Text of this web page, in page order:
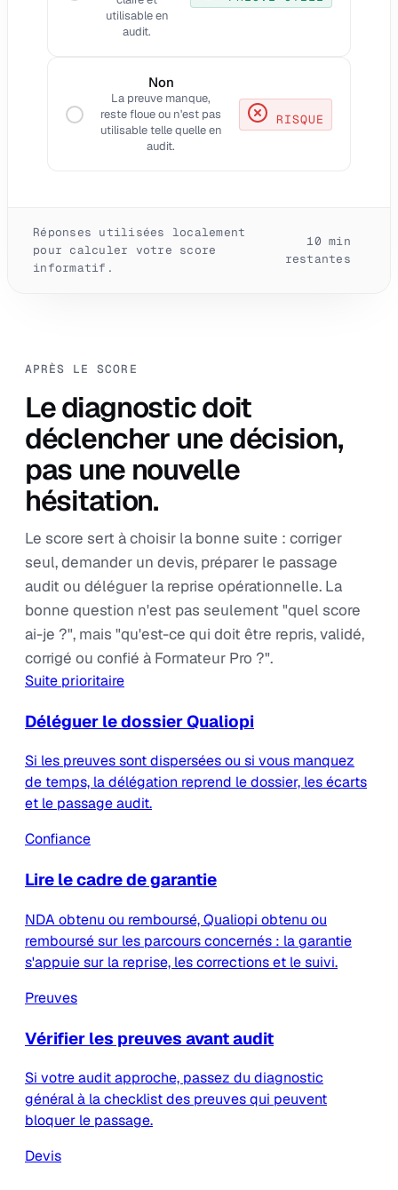
utilisable en
audit.
Non
La preuve manque,
reste floue ou n'est pas
utilisable telle quelle en
audit.
RISQUE
Réponses utilisées localement
pour calculer votre score
informatif.
10 min
restantes
APRÈS LE SCORE
Le diagnostic doit
déclencher une décision,
pas une nouvelle
hésitation.
Le score sert à choisir la bonne suite : corriger
seul, demander un devis, préparer le passage
audit ou déléguer la reprise opérationnelle. La
bonne question n'est pas seulement "quel score
ai-je ?", mais "qu'est-ce qui doit être repris, validé,
corrigé ou confié à Formateur Pro ?".
Suite prioritaire
Déléguer le dossier Qualiopi
Si les preuves sont dispersées ou si vous manquez
de temps, la délégation reprend le dossier, les écarts
et le passage audit.
Confiance
Lire le cadre de garantie
NDA obtenu ou remboursé, Qualiopi obtenu ou
remboursé sur les parcours concernés : la garantie
s'appuie sur la reprise, les corrections et le suivi.
Preuves
Vérifier les preuves avant audit
Si votre audit approche, passez du diagnostic
général à la checklist des preuves qui peuvent
bloquer le passage.
Devis